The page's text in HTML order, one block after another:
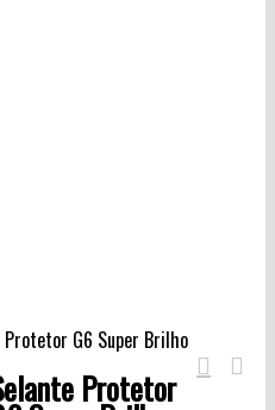
Protetor G6 Super Brilho
Protetor